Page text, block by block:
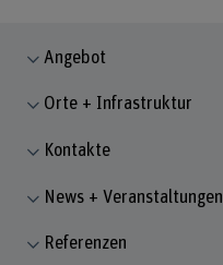
Angebot
Orte + Infrastruktur
Kontakte
News + Veranstaltungen
Referenzen